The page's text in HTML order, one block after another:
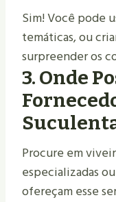
Sim! Você pode
temáticas, ou
surpreender os
3. Onde
Procure em
especializadas
ofereçam esse